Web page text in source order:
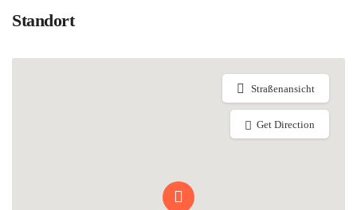
Standort
Straßenansicht
Get Direction